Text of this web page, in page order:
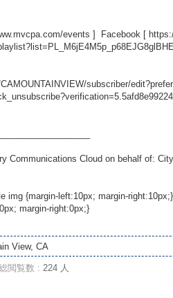
events ] Facebook [
subscriber/
Cloud on behalf of:
img {margin-left:10px; margin-
margin-right:0px;}
View, CA
閲覧数 : 224 人